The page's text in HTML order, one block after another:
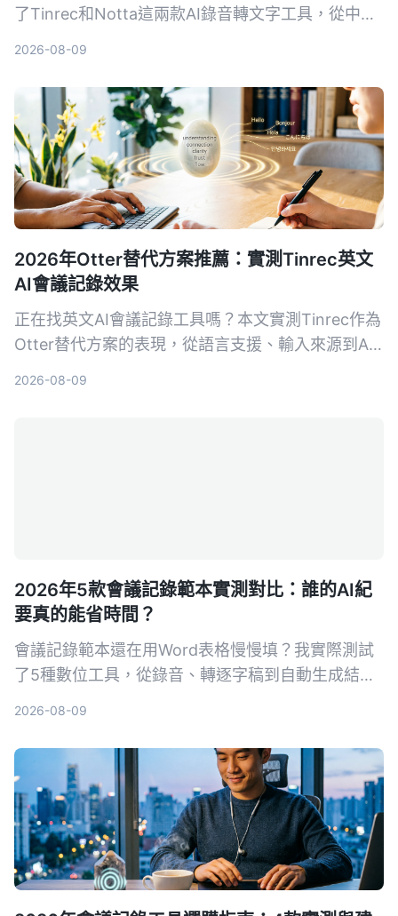
了Tinrec和Notta這兩款AI錄音轉文字工具，從中文
錄。
2026-08-09
2026年Otter替代方案推薦：實測Tinrec英文
AI會議記錄效果
正在找英文AI會議記錄工具嗎？本文實測Tinrec作為
Otter替代方案的表現，從語言支援、輸入來源到AI
2026-08-09
2026年5款會議記錄範本實測對比：誰的AI紀
要真的能省時間？
會議記錄範本還在用Word表格慢慢填？我實際測試
了5種數位工具，從錄音、轉逐字稿到自動生成結構
2026-08-09